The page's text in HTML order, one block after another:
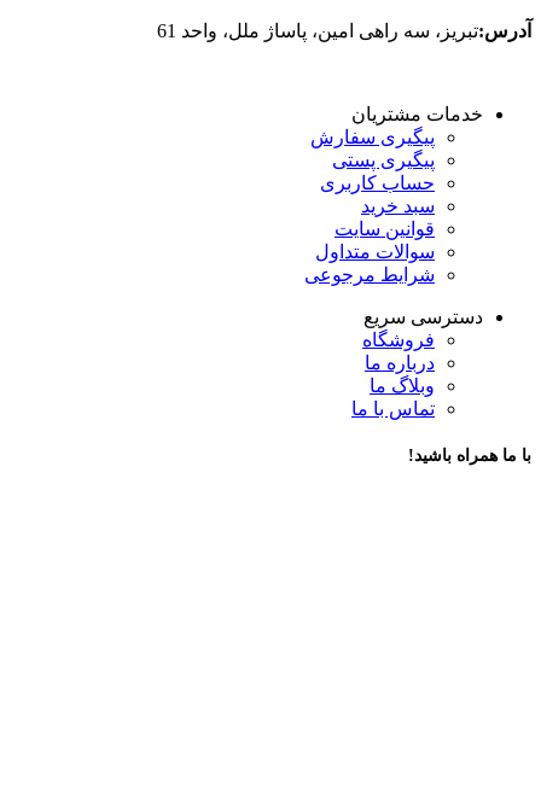
آدرس:تبریز، سه راهی امین، پاساژ ملل، واحد 61
خدمات مشتریان
پیگیری سفارش
پیگیری پستی
حساب کاربری
سبد خرید
قوانین سایت
سوالات متداول
شرایط مرجوعی
دسترسی سریع
فروشگاه
درباره ما
وبلاگ ما
تماس با ما
با ما همراه باشید!